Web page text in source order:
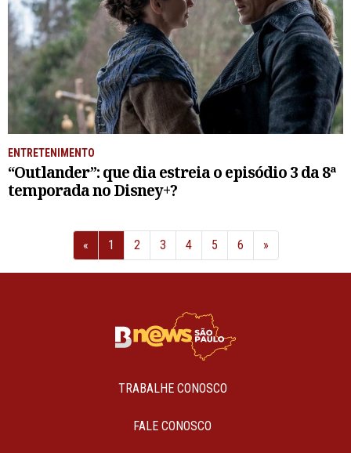
ENTRETENIMENTO
“Outlander”: que dia estreia o episódio 3 da 8ª
temporada no Disney+?
«Anterior
1 2 3 4 5 6 »Próximo
TRABALHE CONOSCO
FALE CONOSCO